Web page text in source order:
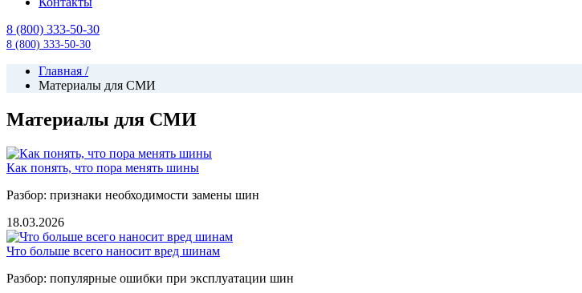
8 (800) 333-50-30
8 (800) 333-50-30
Главная /
Материалы для СМИ
Материалы для СМИ
Как понять, что пора менять шины
Разбор: признаки необходимости замены шин
18.03.2026
Что больше всего наносит вред шинам
Разбор: популярные ошибки при эксплуатации шин